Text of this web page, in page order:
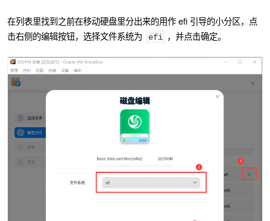
在列表里找到之前在移动硬盘里分出来的用作 efi 引导的小分区，点
击右侧的编辑按钮，选择文件系统为
efi ，并点击确定。